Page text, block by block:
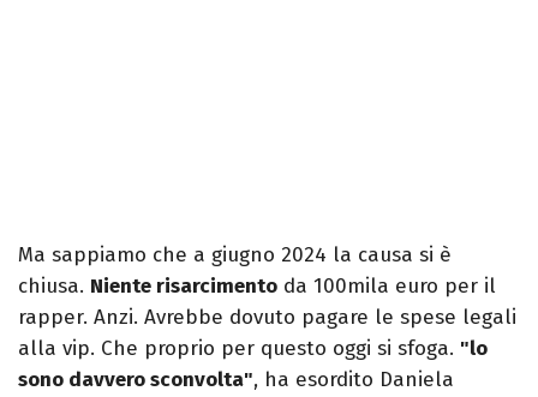
Ma sappiamo che a giugno 2024 la causa si è
chiusa. Niente risarcimento da 100mila euro per il
rapper. Anzi. Avrebbe dovuto pagare le spese legali
alla vip. Che proprio per questo oggi si sfoga. "lo
sono davvero sconvolta", ha esordito Daniela